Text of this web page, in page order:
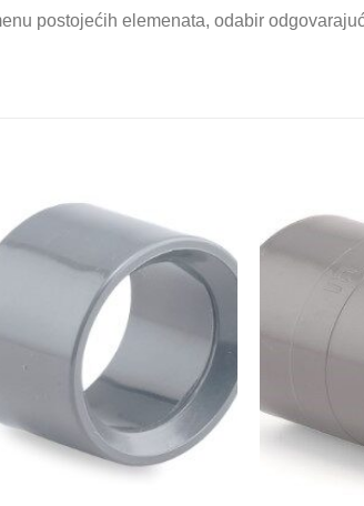
postojećih elemenata, odabir